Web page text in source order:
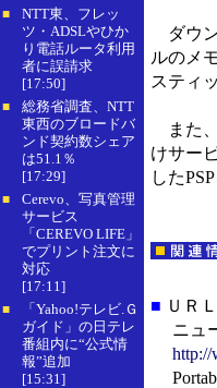
■
NTT東、フレッ
ツ・ADSLやひか
り電話ルータ利用
者に誤請求
[17:50]
■
総務省調査、NTT
東西のブロードバ
ンド契約数シェア
は51.1％
[17:29]
■
Cerevo、写真管理
サービス
「CEREVO LIFE」
でプリント注文に
対応
[17:11]
■
「Yahoo!テレビ.Ｇ
ガイド」の日テレ
番組内に“公式情
報”追加
[15:31]
ダウン
ルのメ
スティ
また、
けサー
した
■ ＵＲＬ
ニュー
http://